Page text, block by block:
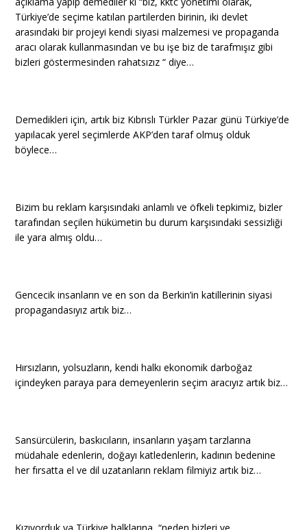
Türkiye’de seçime katılan partilerden birinin, iki devlet
arasındaki bir projeyi kendi siyasi malzemesi ve propaganda
aracı olarak kullanmasından ve bu işe biz de tarafmışız gibi
bizleri göstermesinden rahatsızız “ diye…
Demedikleri için, artık biz Kıbrıslı Türkler Pazar günü Türkiye’de
yapılacak yerel seçimlerde AKP’den taraf olmuş olduk
böylece…
Bizim bu reklam karşısındaki anlamlı ve öfkeli tepkimiz, bizler
tarafından seçilen hükümetin bu durum karşısındaki sessizliği
ile yara almış oldu…
Gencecik insanların ve en son da Berkin’in katillerinin siyasi
propagandasıyız artık biz…
Hırsızların, yolsuzların, kendi halkı ekonomik darboğaz
içindeyken paraya para demeyenlerin seçim aracıyız artık biz…
Sansürcülerin, baskıcıların, insanların yaşam tarzlarına
müdahale edenlerin, doğayı katledenlerin, kadının bedenine
her fırsatta el ve dil uzatanların reklam filmiyiz artık biz…